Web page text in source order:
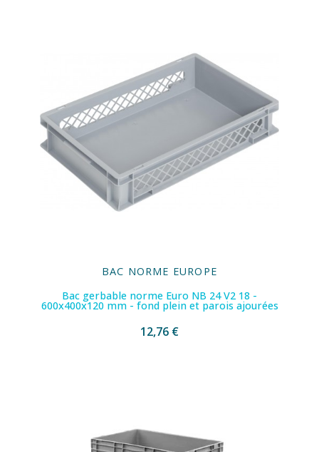
BAC NORME EUROPE
Bac gerbable norme Euro NB 24 V2 18 -
600x400x120 mm - fond plein et parois ajourées
12,76 €